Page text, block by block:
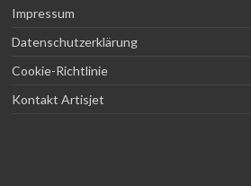
Impressum
Datenschutzerklärung
Cookie-Richtlinie
Kontakt Artisjet